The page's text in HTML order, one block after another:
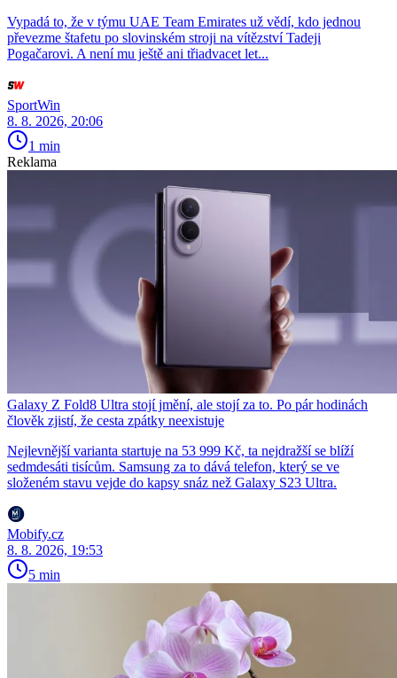
Vypadá to, že v týmu UAE Team Emirates už vědí, kdo jednou
převezme štafetu po slovinském stroji na vítězství Tadeji
Pogačarovi. A není mu ještě ani třiadvacet let...
SportWin
8. 8. 2026, 20:06
1 min
Reklama
Galaxy Z Fold8 Ultra stojí jmění, ale stojí za to. Po pár hodinách
člověk zjistí, že cesta zpátky neexistuje
Nejlevnější varianta startuje na 53 999 Kč, ta nejdražší se blíží
sedmdesáti tisícům. Samsung za to dává telefon, který se ve
složeném stavu vejde do kapsy snáz než Galaxy S23 Ultra.
Mobify.cz
8. 8. 2026, 19:53
5 min